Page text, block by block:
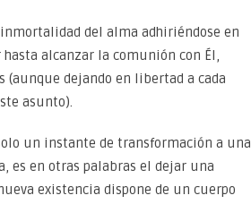
del alma adhiriéndose en
alcanzar la comunión con Él,
dejando en libertad a cada
asunto).
un instante de transformación a una
es en otras palabras el dejar una
existencia dispone de un cuerpo